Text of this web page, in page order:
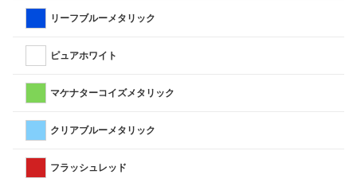
リーフブルーメタリック
ピュアホワイト
マケナターコイズメタリック
クリアブルーメタリック
フラッシュレッド